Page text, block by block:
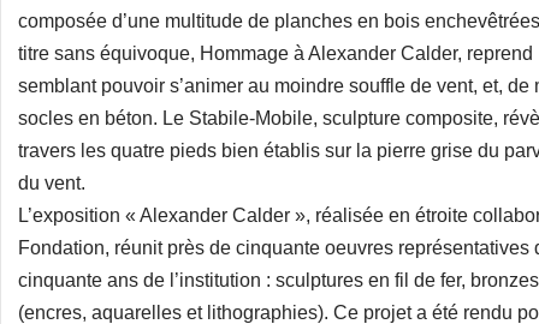
composée d’une multitude de planches en bois
titre sans équivoque, Hommage à Alexander Calder, reprend
semblant pouvoir s’animer au moindre souffle de vent, et,
socles en béton. Le Stabile-Mobile, sculpture composite,
travers les quatre pieds bien établis sur la pierre grise du
du vent.
L’exposition « Alexander Calder », réalisée en étroite
Fondation, réunit près de cinquante oeuvres représentatives
cinquante ans de l’institution : sculptures en fil de fer,
(encres, aquarelles et lithographies). Ce projet a été rendu